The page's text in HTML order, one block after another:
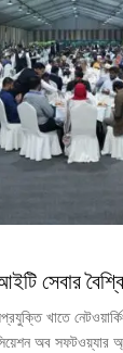
সেবার
খাতে
অব সফটওয়্যার